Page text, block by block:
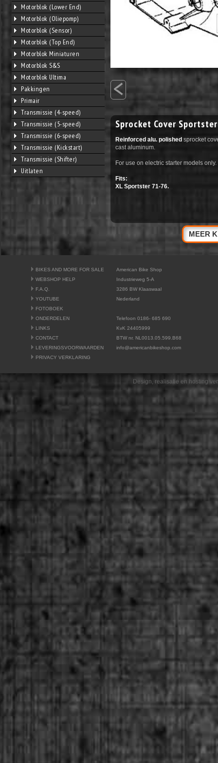
Motorblok (Lower End)
Motorblok (Oliepomp)
Motorblok (Sensor)
Motorblok (Top End)
Motorblok Miniaturen
Motorblok S&S
Motorblok Ultima
Pakkingen
Primair
Transmissie (4-speed)
Transmissie (5-speed)
Transmissie (6-speed)
Transmissie (Kickstart)
Transmissie (Shifter)
Uitlaten
<
Sprocket Cover
Reinforced alu. polished sprocket
cast aluminum.
For use on electric starter models only.
Fits:
XL Sportster 71-76.
MEER
BIKES AND MORE FOR SALE
WEBSHOP HELP
F.A.Q.
YOUTUBE
FOTOBOEK
ONDERDELEN
LINKS
CONTACT
LEVERINGSVOORWAARDEN
PRIVACY VERKLARING
American Bike Shop
Industrieweg 5-A
3286 BW Klaaswaal
Nederland
Telefoon 0186- 685 690
KvK 24405999
BTW nr. NL0013.05.599.B68
info@americanbikeshop.com
Design, realisatie en hosting